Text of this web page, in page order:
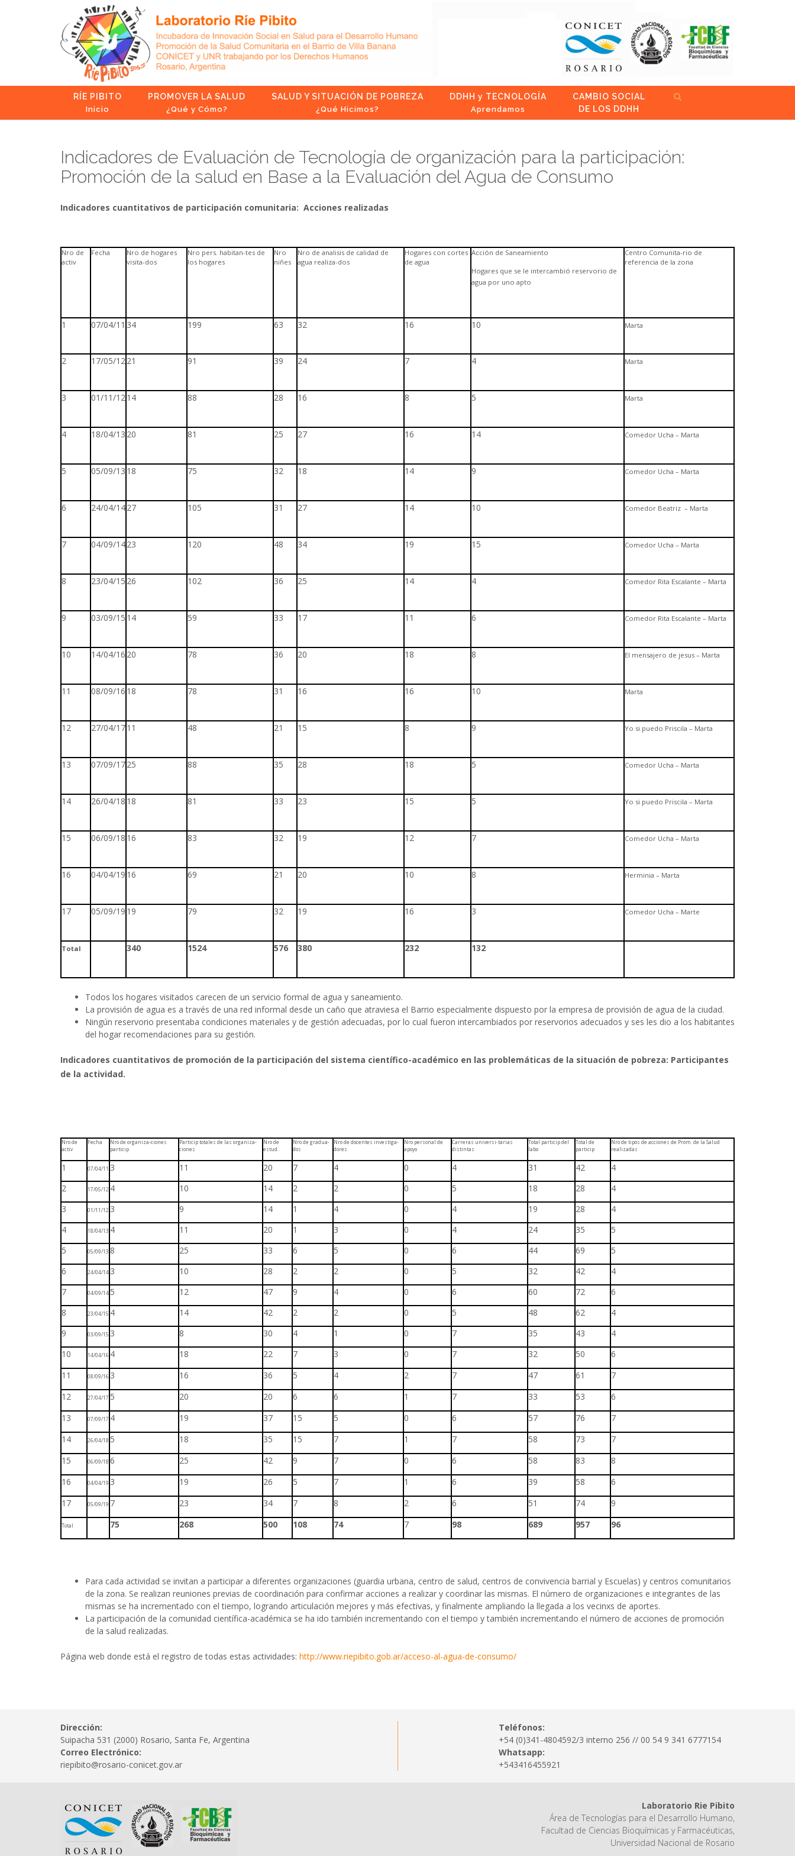
RÍE PIBITO
Inicio
PROMOVER LA SALUD
¿Qué y Cómo?
SALUD Y SITUACIÓN DE POBREZA
¿Qué Hicimos?
DDHH y TECNOLOGÍA
Aprendamos
CAMBIO SOCIAL
DE LOS DDHH
Indicadores de Evaluación de Tecnología de organización para la participación:
Promoción de la salud en Base a la Evaluación del Agua de Consumo
Indicadores cuantitativos de participación comunitaria: Acciones realizadas
Nro de
activ
Fecha
Nro de hogares
visita-dos
Nro pers. habitan-tes de
los hogares
Nro
niñes
Nro de analisis de calidad de
agua realiza-dos
Hogares con cortes
de agua
Acción de Saneamiento
Hogares que se le intercambió reservorio de
agua por uno apto
Centro Comunita-rio de
referencia de la zona
1 07/04/11 34 199 63 32 16 10 Marta
2 17/05/1221 91 39 24 7 4 Marta
3 01/11/1214 88 28 16 8 5 Marta
4 18/04/13 20 81 25 27 16 14 Comedor Ucha – Marta
5 05/09/13 18 75 32 18 14 9 Comedor Ucha – Marta
6 24/04/1427 105 31 27 14 10 Comedor Beatriz – Marta
7 04/09/1423 120 48 34 19 15 Comedor Ucha – Marta
8 23/04/15 26 102 36 25 14 4 Comedor Rita Escalante – Marta
9 03/09/15 14 59 33 17 11 6 Comedor Rita Escalante – Marta
10 14/04/16 20 78 36 20 18 8 El mensajero de jesus – Marta
11 08/09/16 18 78 31 16 16 10 Marta
12 27/04/1711 48 21 15 8 9 Yo si puedo Priscila – Marta
13 07/09/1725 88 35 28 18 5 Comedor Ucha – Marta
14 26/04/18 18 81 33 23 15 5 Yo si puedo Priscila – Marta
15 06/09/18 16 83 32 19 12 7 Comedor Ucha – Marta
16 04/04/19 16 69 21 20 10 8 Herminia – Marta
17 05/09/19 19 79 32 19 16 3 Comedor Ucha – Marte
Total 340 1524 576 380 232 132
Todos los hogares visitados carecen de un servicio formal de agua y saneamiento.
La provisión de agua es a través de una red informal desde un caño que atraviesa el Barrio especialmente dispuesto por la empresa de provisión de agua de la ciudad.
Ningún reservorio presentaba condiciones materiales y de gestión adecuadas, por lo cual fueron intercambiados por reservorios adecuados y ses les dio a los habitantes
del hogar recomendaciones para su gestión.
Indicadores cuantitativos de promoción de la participación del sistema científico-académico en las problemáticas de la situación de pobreza: Participantes
de la actividad.
Nro de
activ
Fecha
Nro de organiza-ciones
particip
Particip totales de las organiza-
ciones
Nro de
estud.
Nro de gradua-
dos
Nro de docentes investiga-
dores
Nro personal de
apoyo
Carreras universi-tarias
distintas
Total particip del
labo
Total de
particip
Nro de tipos de acciones de Prom. de la Salud
realizadas
1 07/04/11 3 11 20 7 4 0 4 31 42
4
2
17/05/12 4 10 14 2 2 0 5 18 28
4
3
01/11/12 3 9 14 1 4 0 4 19 28
4
4
18/04/13 4 11 20 1 3 0 4 24 35
5
5
05/09/13 8 25 33 6 5 0 6 44 69
5
6
24/04/14 3 10 28 2 2 0 5 32 42
4
7
04/09/14 5 12 47 9 4 0 6 60 72
6
8
23/04/15 4 14 42 2 2 0 5 48 62
4
9
03/09/15 3 8 30 4 1 0 7 35 43
4
10
14/04/16 4 18 22 7 3 0 7 32 50
6
11
08/09/16 3 16 36 5 4 2 7 47 61
7
12
27/04/17 5 20 20 6 6 1 7 33 53
6
13
07/09/17 4 19 37 15 5 0 6 57 76
7
14
26/04/18 5 18 35 15 7 1 7 58 73
7
15
06/09/18 6 25 42 9 7 0 6 58 83
8
16
04/04/19 3 19 26 5 7 1 6 39 58
6
17
05/09/19 7 23 34 7 8 2 6 51 74 9
Total 75 268 500 108 74 7 98 689 957 96
Para cada actividad se invitan a participar a diferentes organizaciones (guardia urbana, centro de salud, centros de convivencia barrial y Escuelas) y centros comunitarios
de la zona. Se realizan reuniones previas de coordinación para confirmar acciones a realizar y coordinar las mismas. El número de organizaciones e integrantes de las
mismas se ha incrementado con el tiempo, logrando articulación mejores y más efectivas, y finalmente ampliando la llegada a los vecinxs de aportes.
La participación de la comunidad científica-académica se ha ido también incrementando con el tiempo y también incrementando el número de acciones de promoción
de la salud realizadas.
Página web donde está el registro de todas estas actividades: http://www.riepibito.gob.ar/acceso-al-agua-de-consumo/
Dirección:
Suipacha 531 (2000) Rosario, Santa Fe, Argentina
Correo Electrónico:
riepibito@rosario-conicet.gov.ar
Teléfonos:
+54 (0)341-4804592/3 interno 256 // 00 54 9 341 6777154
Whatsapp:
+543416455921
Laboratorio Rie Pibito
Área de Tecnologías para el Desarrollo Humano,
Facultad de Ciencias Bioquímicas y Farmacéuticas,
Universidad Nacional de Rosario